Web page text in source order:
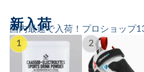
国内最速で入荷！プロショップ
新入荷
1 2